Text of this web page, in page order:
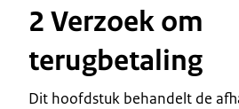
2 Verzoek om
terugbetaling
Dit hoofdstuk behandelt de